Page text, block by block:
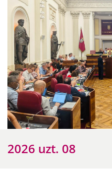
2026 uzt. 08